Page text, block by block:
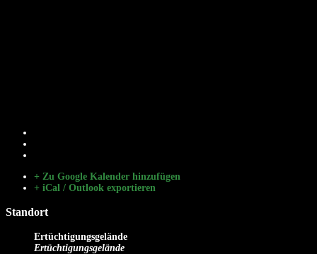
+ Zu Google Kalender hinzufügen
+ iCal / Outlook exportieren
Standort
Ertüchtigungsgelände
Ertüchtigungsgelände